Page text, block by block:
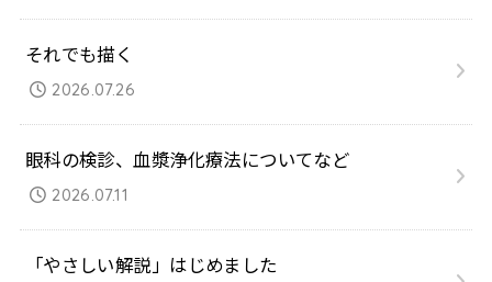
それでも描く
2026.07.26
眼科の検診、血漿浄化療法についてなど
2026.07.11
「やさしい解説」はじめました